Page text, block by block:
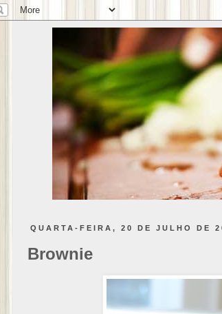
QUARTA-FEIRA, 20 DE JULHO DE
Brownie